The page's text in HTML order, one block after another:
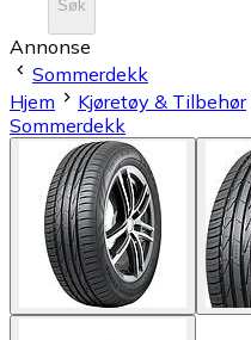
Søk
Annonse
Sommerdekk
Hjem
Kjøretøy & Tilbehør
Sommerdekk